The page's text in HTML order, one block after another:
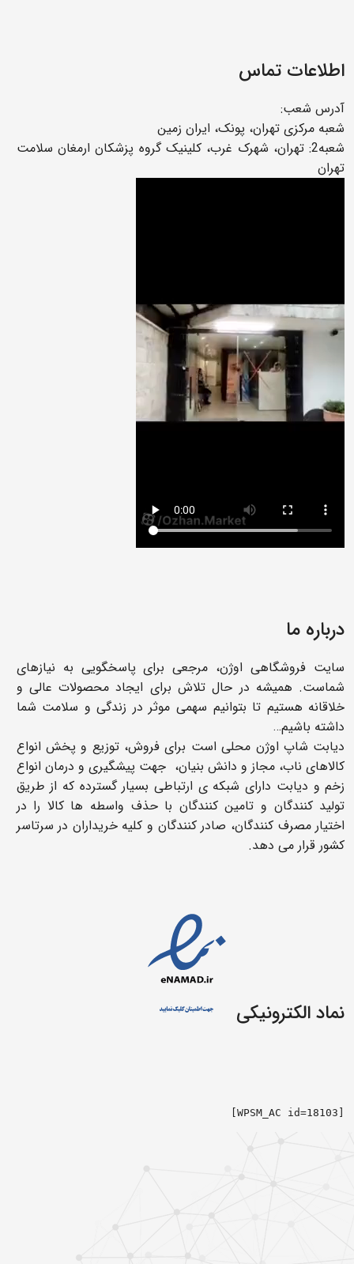
اطلاعات تماس
آدرس شعب:
شعبه مرکزی تهران، پونک، ایران زمین
شعبه2: تهران، شهرک غرب، کلینیک گروه پزشکان ارمغان سلامت
تهران
درباره ما
سایت فروشگاهی اوژن، مرجعی برای پاسخگویی به نیازهای
شماست. همیشه در حال تلاش برای ایجاد محصولات عالی و
خلاقانه هستیم تا بتوانیم سهمی موثر در زندگی و سلامت شما
داشته باشیم…
دیابت شاپ اوژن محلی است برای فروش، توزیع و پخش انواع
کالاهای ناب، مجاز و دانش بنیان، جهت پیشگیری و درمان انواع
زخم و دیابت دارای شبکه ی ارتباطی بسیار گسترده که از طریق
تولید کنندگان و تامین کنندگان با حذف واسطه ها کالا را در
اختیار مصرف کنندگان، صادر کنندگان و کلیه خریداران در سرتاسر
کشور قرار می دهد.
نماد الکترونیکی